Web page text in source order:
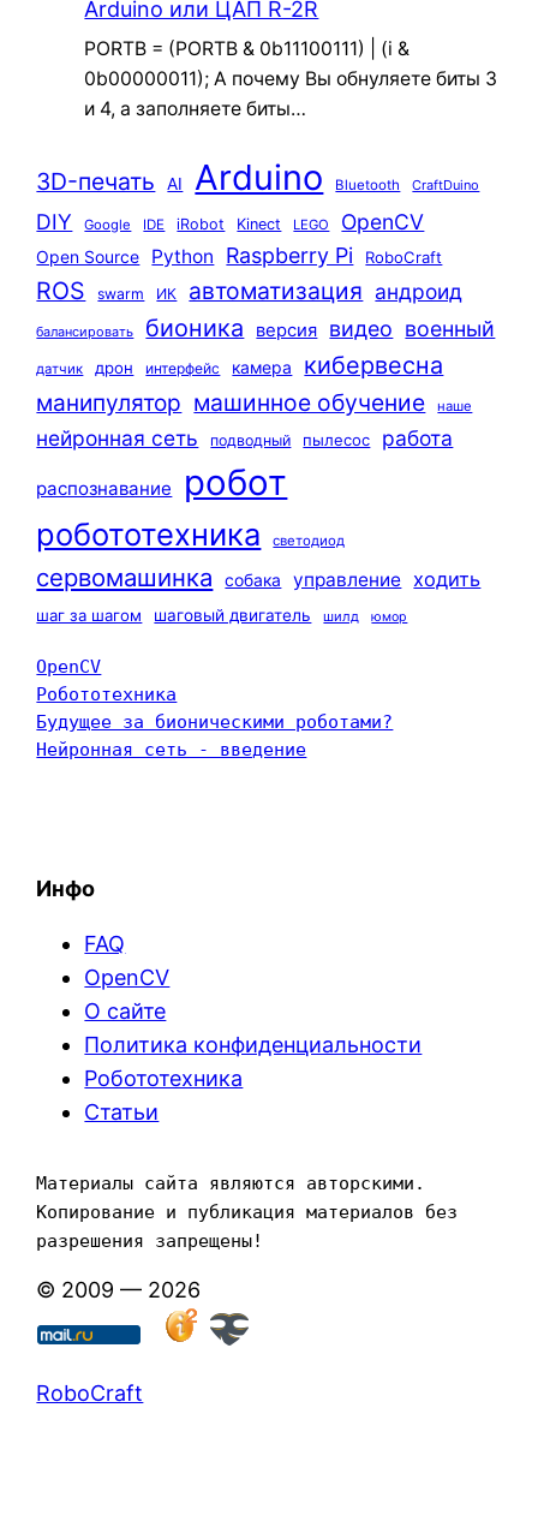
Arduino или ЦАП R-2R
PORTB = (PORTB & 0b11100111) | (i &
0b00000011); А почему Вы обнуляете биты 3
и 4, а заполняете биты…
3D-печать AI Arduino Bluetooth CraftDuino
DIY Google IDE iRobot Kinect LEGO OpenCV
Open Source Python Raspberry Pi RoboCraft
ROS swarm ИК автоматизация андроид
балансировать бионика версия видео военный
датчик дрон интерфейс камера кибервесна
манипулятор машинное обучение наше
нейронная сеть подводный пылесос работа
распознавание робот
робототехника светодиод
сервомашинка собака управление ходить
шаг за шагом шаговый двигатель шилд юмор
OpenCV
Робототехника
Будущее за бионическими роботами?
Нейронная сеть - введение
Инфо
FAQ
OpenCV
О сайте
Политика конфиденциальности
Робототехника
Статьи
Материалы сайта являются авторскими.
Копирование и публикация материалов без
разрешения запрещены!
© 2009 — 2026
RoboCraft